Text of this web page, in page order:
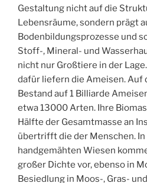
Gestaltung nicht auf die
Lebensräume, sondern prägt
Bodenbildungsprozesse und
Stoff-, Mineral- und
nicht nur Großtiere in der
dafür liefern die Ameisen. Auf
Bestand auf 1 Billiarde
etwa 13000 Arten. Ihre
Hälfte der Gesamtmasse an
übertrifft die der Menschen.
handgemähten Wiesen
großer Dichte vor, ebenso in
Besiedlung in Moos-, Gras-